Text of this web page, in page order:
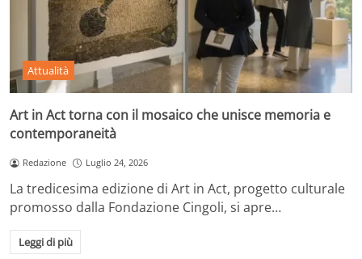
Attualità
Art in Act torna con il mosaico che unisce memoria e
contemporaneità
Redazione Luglio 24, 2026
La tredicesima edizione di Art in Act, progetto culturale
promosso dalla Fondazione Cingoli, si apre…
Leggi di più